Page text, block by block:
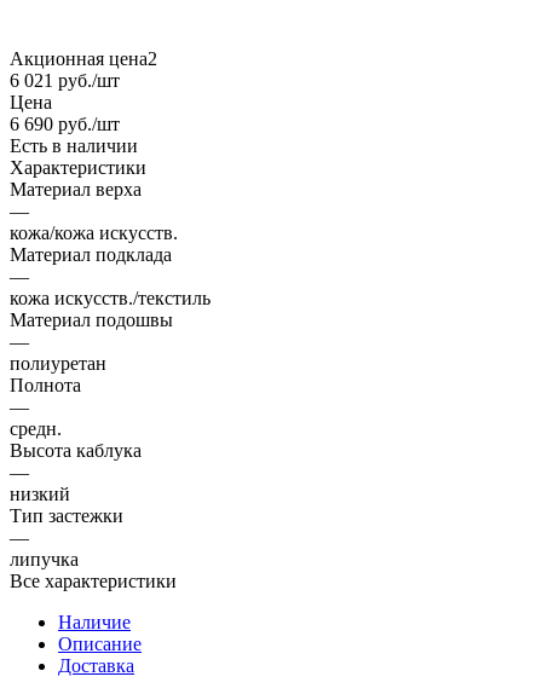
Акционная цена2
6 021 руб./шт
Цена
6 690 руб./шт
Есть в наличии
Характеристики
Материал верха
—
кожа/кожа искусств.
Материал подклада
—
кожа искусств./текстиль
Материал подошвы
—
полиуретан
Полнота
—
средн.
Высота каблука
—
низкий
Тип застежки
—
липучка
Все характеристики
Наличие
Описание
Доставка